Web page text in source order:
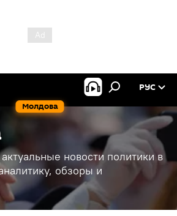
Молдова
РУС
новости политики в
обзоры и